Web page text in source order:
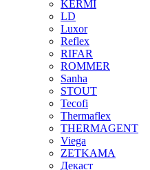
KERMI
LD
Luxor
Reflex
RIFAR
ROMMER
Sanha
STOUT
Tecofi
Thermaflex
THERMAGENT
Viega
ZETKAMA
Декаст